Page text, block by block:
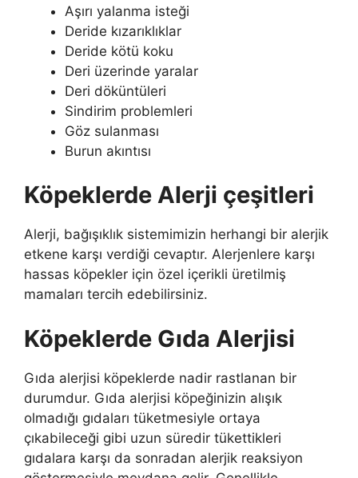
Aşırı yalanma isteği
Deride kızarıklıklar
Deride kötü koku
Deri üzerinde yaralar
Deri döküntüleri
Sindirim problemleri
Göz sulanması
Burun akıntısı
Köpeklerde Alerji çeşitleri
Alerji, bağışıklık sistemimizin herhangi bir alerjik
etkene karşı verdiği cevaptır. Alerjenlere karşı
hassas köpekler için özel içerikli üretilmiş
mamaları tercih edebilirsiniz.
Köpeklerde Gıda Alerjisi
Gıda alerjisi köpeklerde nadir rastlanan bir
durumdur. Gıda alerjisi köpeğinizin alışık
olmadığı gıdaları tüketmesiyle ortaya
çıkabileceği gibi uzun süredir tükettikleri
gıdalara karşı da sonradan alerjik reaksiyon